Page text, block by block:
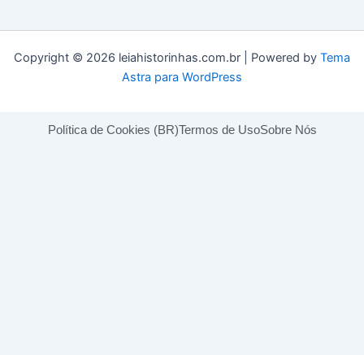
Copyright © 2026 leiahistorinhas.com.br | Powered by Tema
Astra para WordPress
Política de Cookies (BR)Termos de UsoSobre Nós